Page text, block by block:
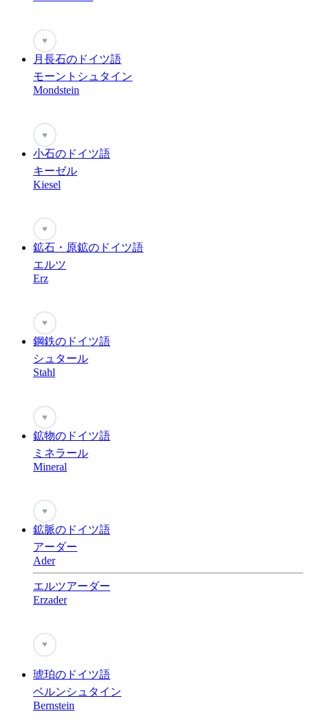
♥
月長石のドイツ語
モーントシュタイン
Mondstein
♥
小石のドイツ語
キーゼル
Kiesel
♥
鉱石・原鉱のドイツ語
エルツ
Erz
♥
鋼鉄のドイツ語
シュタール
Stahl
♥
鉱物のドイツ語
ミネラール
Mineral
♥
鉱脈のドイツ語
アーダー
Ader
エルツアーダー
Erzader
♥
琥珀のドイツ語
ベルンシュタイン
Bernstein